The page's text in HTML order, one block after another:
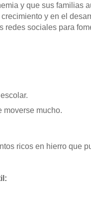
y que sus familias
y en el
sociales para
moverse mucho.
ricos en hierro que